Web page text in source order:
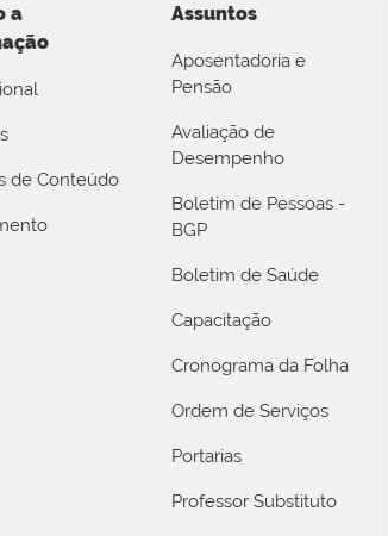
a
de Conteúdo
Assuntos
Aposentadoria e
Pensão
Avaliação de
Desempenho
Boletim de Pessoas -
BGP
Boletim de Saúde
Capacitação
Cronograma da Folha
Ordem de Serviços
Portarias
Professor Substituto